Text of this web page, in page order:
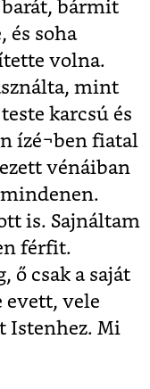
bármit
és soha
volna.
mint
karcsú és
ízé¬ben fiatal
vénáiban
is. Sajnáltam
férfit.
ő csak a saját
vele
Istenhez. Mi